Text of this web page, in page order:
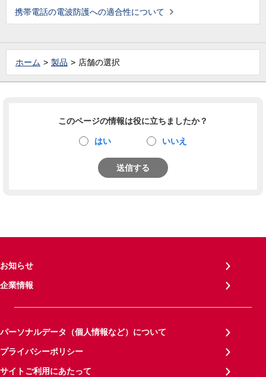
携帯電話の電波防護への適合性について
ホーム 製品 店舗の選択
このページの情報は役に立ちましたか？
はい いいえ
送信する
お知らせ
企業情報
パーソナルデータ（個人情報など）について
プライバシーポリシー
サイトご利用にあたって